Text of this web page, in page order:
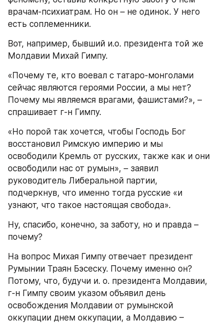
врачам-психиатрам. Но он – не одинок. У него
есть соплеменники.
Вот, например, бывший и.о. президента той же
Молдавии Михай Гимпу.
«Почему те, кто воевал с татаро-монголами
сейчас являются героями России, а мы нет?
Почему мы являемся врагами, фашистами?», –
спрашивает г-н Гимпу.
«Но порой так хочется, чтобы Господь Бог
восстановил Римскую империю и мы
освободили Кремль от русских, также как и они
освободили нас от румын», – заявил
руководитель Либеральной партии,
подчеркнув, что именно тогда русские «и
узнают, что такое настоящая свобода».
Ну, спасибо, конечно, за заботу, но и правда –
почему?
На вопрос Михая Гимпу отвечает президент
Румынии Траян Бэсеску. Почему именно он?
Потому, что, будучи и. о. президента Молдавии,
г-н Гимпу своим указом объявил день
освобождения Молдавии от румынской
оккупации днем оккупации, а Молдавию –